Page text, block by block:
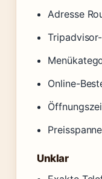
Adresse
Online-
Unklar